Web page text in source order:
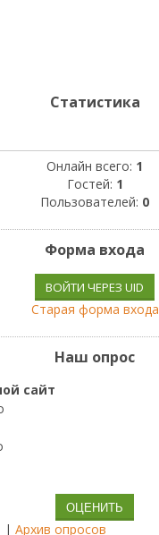
Статистика
Онлайн всего: 1
Гостей: 1
Пользователей: 0
Форма входа
ВОЙТИ ЧЕРЕЗ UID
Старая форма входа
Наш опрос
сайт
| Архив опросов